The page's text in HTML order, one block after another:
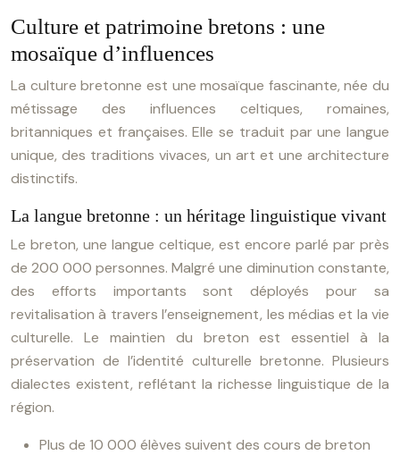
Culture et patrimoine bretons : une
mosaïque d’influences
La culture bretonne est une mosaïque fascinante, née du
métissage des influences celtiques, romaines,
britanniques et françaises. Elle se traduit par une langue
unique, des traditions vivaces, un art et une architecture
distinctifs.
La langue bretonne : un héritage linguistique vivant
Le breton, une langue celtique, est encore parlé par près
de 200 000 personnes. Malgré une diminution constante,
des efforts importants sont déployés pour sa
revitalisation à travers l’enseignement, les médias et la vie
culturelle. Le maintien du breton est essentiel à la
préservation de l’identité culturelle bretonne. Plusieurs
dialectes existent, reflétant la richesse linguistique de la
région.
Plus de 10 000 élèves suivent des cours de breton